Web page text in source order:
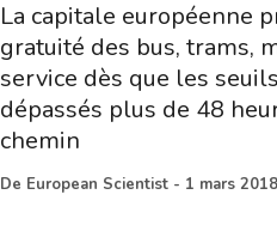
La capitale européenne
gratuité des bus, trams,
service dès que les
dépassés plus de 48
chemin
De European Scientist - 1 mars 2018